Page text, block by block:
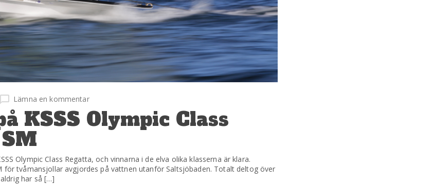
Lämna en kommentar
KSSS Olympic Class
Olympic Class Regatta, och vinnarna i de elva olika klasserna är klara.
för tvåmansjollar avgjordes på vattnen utanför Saltsjöbaden. Totalt deltog över
har så […]